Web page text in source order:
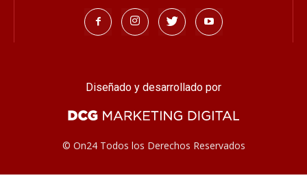
Diseñado y desarrollado por
© On24 Todos los Derechos Reservados